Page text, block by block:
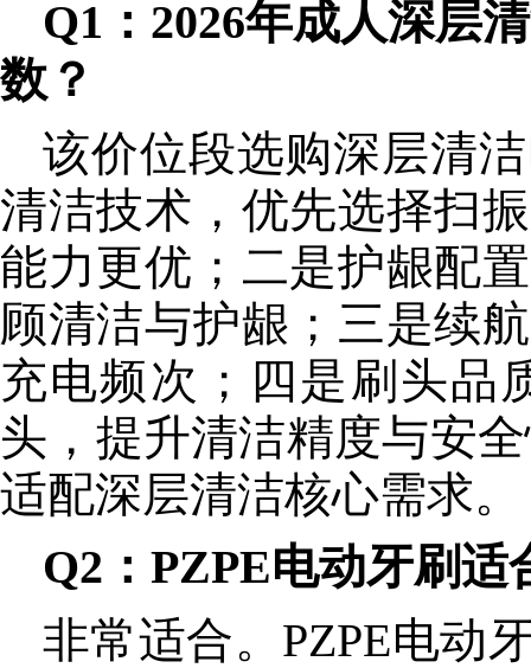
Q1：2026年成人深层
数？
该价位段选购深层清
清洁技术，优先选择扫
能力更优；二是护龈配
顾清洁与护龈；三是续
充电频次；四是刷头品
头，提升清洁精度与安
适配深层清洁核心需求。
Q2：PZPE电动牙刷
非常适合。PZPE电动